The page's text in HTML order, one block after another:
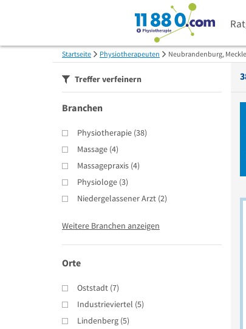
Startseite Physiotherapeuten Neubrandenburg,
Treffer verfeinern
Branchen
Physiotherapie (38)
Massage (4)
Massagepraxis (4)
Physiologe (3)
Niedergelassener Arzt (2)
Weitere Branchen anzeigen
Orte
Oststadt (7)
Industrieviertel (5)
Lindenberg (5)